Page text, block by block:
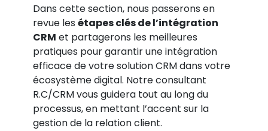
Dans cette section, nous passerons en
revue les étapes clés de l’intégration
CRM et partagerons les meilleures
pratiques pour garantir une intégration
efficace de votre solution CRM dans votre
écosystème digital. Notre consultant
R.C/CRM vous guidera tout au long du
processus, en mettant l’accent sur la
gestion de la relation client.